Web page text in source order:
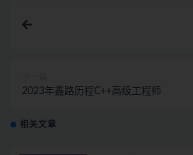
2023年鑫路历程C++高级工程师
相关文章